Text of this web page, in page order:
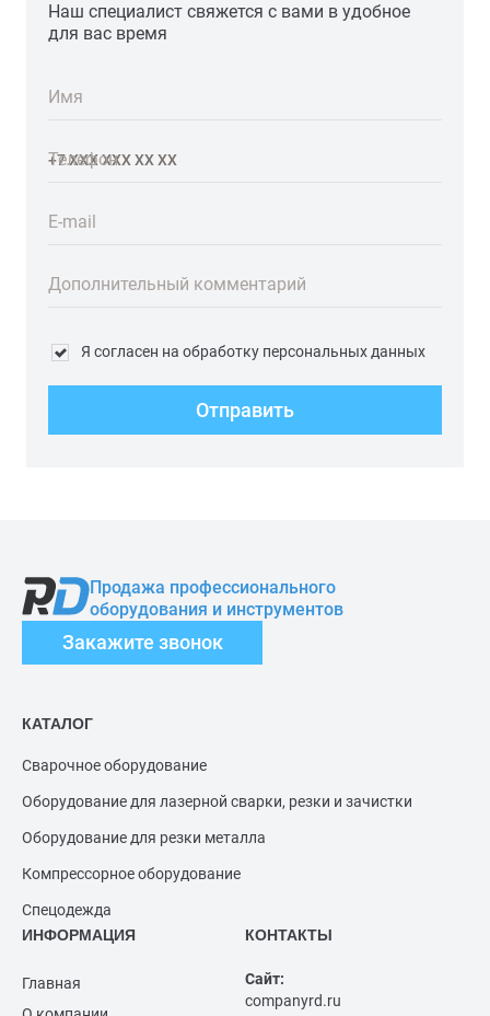
Наш специалист свяжется с вами в удобное
для вас время
Имя
Телефон
E-mail
Дополнительный комментарий
Я согласен на обработку персональных данных
Отправить
Продажа профессионального
оборудования и инструментов
Закажите звонок
КАТАЛОГ
Сварочное оборудование
Оборудование для лазерной сварки, резки и зачистки
Оборудование для резки металла
Компрессорное оборудование
Спецодежда
ИНФОРМАЦИЯ
Главная
КОНТАКТЫ
Сайт:
companyrd.ru